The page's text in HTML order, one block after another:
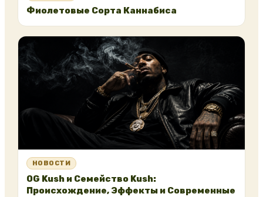
Фиолетовые Сорта Каннабиса
НОВОСТИ
OG Kush и Семейство Kush:
Происхождение, Эффекты и Современные